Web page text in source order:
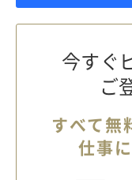
今すぐ
ご
すべて無
仕事